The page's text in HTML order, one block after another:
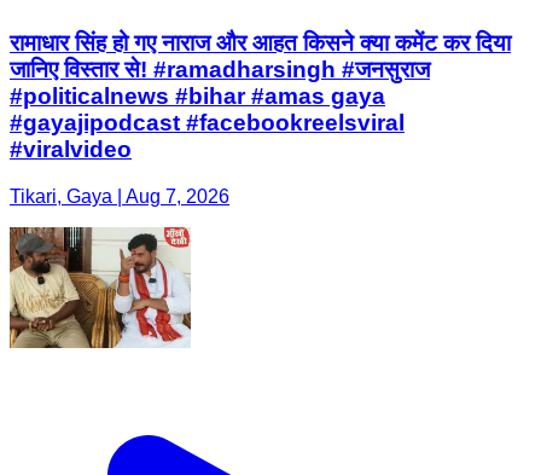
रामाधार सिंह हो गए नाराज और आहत किसने क्या कमेंट कर दिया
जानिए विस्तार से! #ramadharsingh #जनसुराज
#politicalnews #bihar #amas gaya
#gayajipodcast #facebookreelsviral
#viralvideo
Tikari, Gaya | Aug 7, 2026